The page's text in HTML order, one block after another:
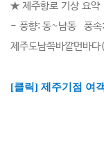
★ 제주항로 기상 요약
- 풍향: 동~남동 풍
제주도남쪽바깥먼바
[클릭] 제주기점 여